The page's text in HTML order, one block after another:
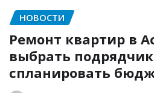
НОВОСТИ
Ремонт квартир в
выбрать
спланировать